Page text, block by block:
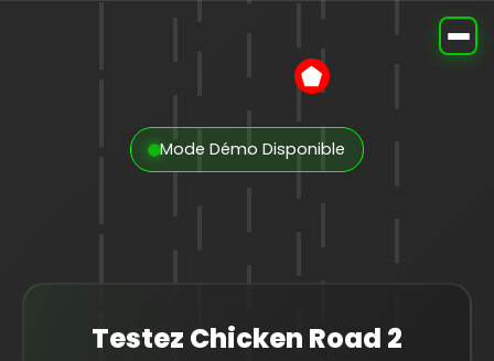
Mode Démo Disponible
Testez Chicken Road 2